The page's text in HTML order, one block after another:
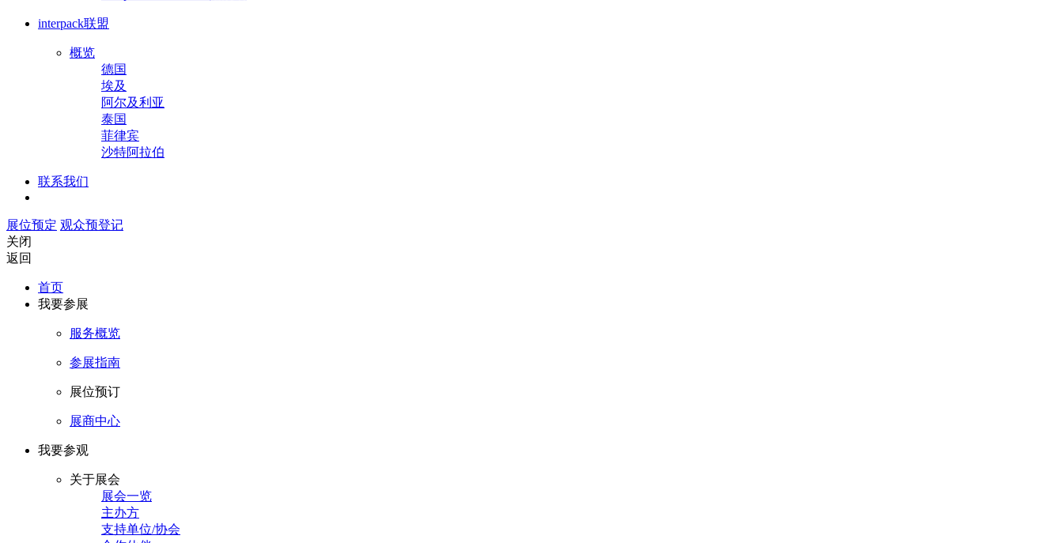
interpack联盟
概览
德国
埃及
阿尔及利亚
泰国
菲律宾
沙特阿拉伯
联系我们
展位预定 观众预登记
关闭
返回
首页
我要参展
服务概览
参展指南
展位预订
展商中心
我要参观
关于展会
展会一览
主办方
支持单位/协会